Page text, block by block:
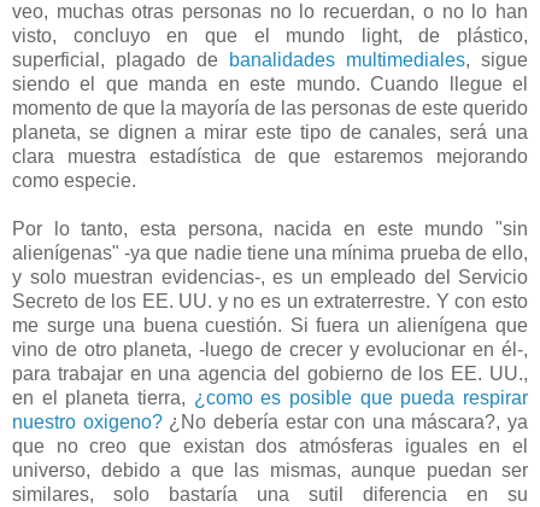
veo, muchas otras personas no lo recuerdan, o no lo han
visto, concluyo en que el mundo light, de plástico,
superficial, plagado de
banalidades multimediales, sigue
siendo el que manda en este mundo. Cuando llegue el
momento de que la mayoría de las personas de este querido
planeta, se dignen a mirar este tipo de canales, será una
clara muestra estadística de que estaremos mejorando
como especie.
Por lo tanto, esta persona, nacida en este mundo "sin
alienígenas" -ya que nadie tiene una mínima prueba de ello,
y solo muestran evidencias-, es un empleado del Servicio
Secreto de los EE. UU. y no es un extraterrestre. Y con esto
me surge una buena cuestión. Si fuera un alienígena que
vino de otro planeta, -luego de crecer y evolucionar en él-,
para trabajar en una agencia del gobierno de los EE. UU.,
en el planeta tierra, ¿como es posible que pueda respirar
nuestro oxigeno? ¿No debería estar con una máscara?, ya
que no creo que existan dos atmósferas iguales en el
universo, debido a que las mismas, aunque puedan ser
similares, solo bastaría una sutil diferencia en su